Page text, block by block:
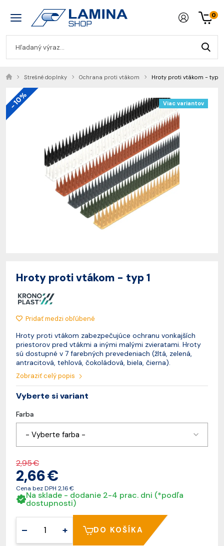
0
Strešné doplnky Ochrana proti vtákom Hroty proti vtákom - typ 1
- 10% Viac variantov
Hroty proti vtákom - typ 1
Pridať medzi obľúbené
Hroty proti vtákom zabezpečujúce ochranu vonkajších
priestorov pred vtákmi a inými malými zvieratami. Hroty
sú dostupné v 7 farebných prevedeniach (žltá, zelená,
antracitová, tehlová, čokoládová, biela, čierna).
Zobraziť celý popis
Vyberte si variant
Farba
- Vyberte farba -
2,95 €
2,66 €
Cena bez DPH 2,16 €
Na sklade - dodanie 2-4 prac. dni (*podľa
dostupnosti)
– + DO KOŠÍKA